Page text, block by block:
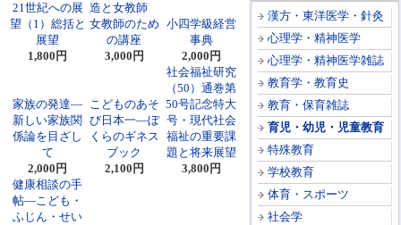
漢方・東洋医学・針灸
心理学・精神医学
心理学・精神医学雑誌
教育学・教育史
教育・保育雑誌
育児・幼児・児童教育
特殊教育
学校教育
体育・スポーツ
社会学
21世紀への展
望（1）総括と
展望
1,800円
造と女教師
女教師のため
の講座
3,000円
小四学級経営
事典
2,000円
家族の発達―
新しい家族関
係論を目ざし
て
2,000円
こどものあそ
び日本一―ぼ
くらのギネス
ブック
2,100円
社会福祉研究
（50）通巻第
50号記念特大
号・現代社会
福祉の重要課
題と将来展望
3,800円
健康相談の手
帖―こども・
ふじん・せい